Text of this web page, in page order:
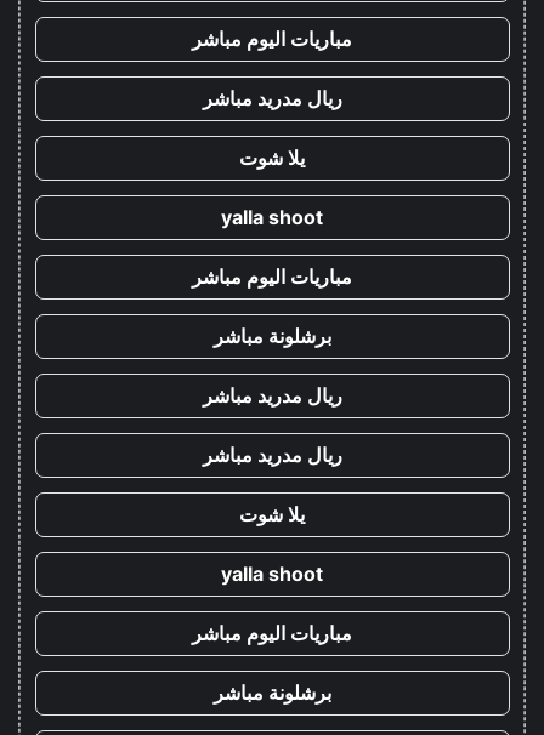
مباريات اليوم مباشر
ريال مدريد مباشر
يلا شوت
yalla shoot
مباريات اليوم مباشر
برشلونة مباشر
ريال مدريد مباشر
ريال مدريد مباشر
يلا شوت
yalla shoot
مباريات اليوم مباشر
برشلونة مباشر